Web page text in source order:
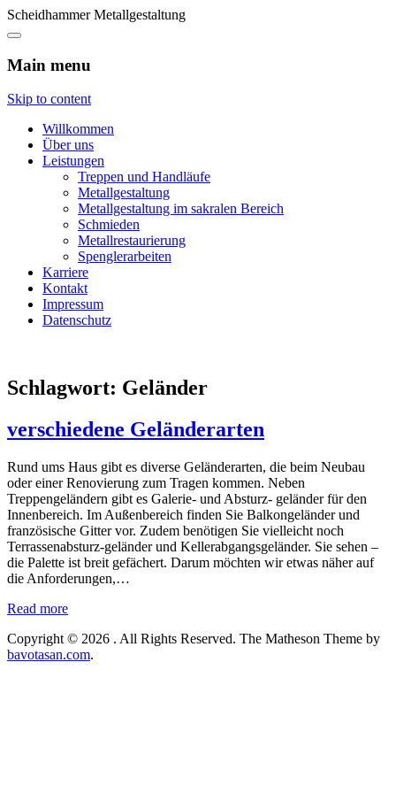
Scheidhammer Metallgestaltung
Main menu
Skip to content
Willkommen
Über uns
Leistungen
Treppen und Handläufe
Metallgestaltung
Metallgestaltung im sakralen Bereich
Schmieden
Metallrestaurierung
Spenglerarbeiten
Karriere
Kontakt
Impressum
Datenschutz
Schlagwort: Geländer
verschiedene Geländerarten
Rund ums Haus gibt es diverse Geländerarten, die beim Neubau
oder einer Renovierung zum Tragen kommen. Neben
Treppengeländern gibt es Galerie- und Absturz- geländer für den
Innenbereich. Im Außenbereich finden Sie Balkongeländer und
französische Gitter vor. Zudem benötigen Sie vielleicht noch
Terrassenabsturz-geländer und Kellerabgangsgeländer. Sie sehen –
die Palette ist breit gefächert. Darum möchten wir etwas näher auf
die Anforderungen,…
Read more
Copyright © 2026 . All Rights Reserved. The Matheson Theme by
bavotasan.com.